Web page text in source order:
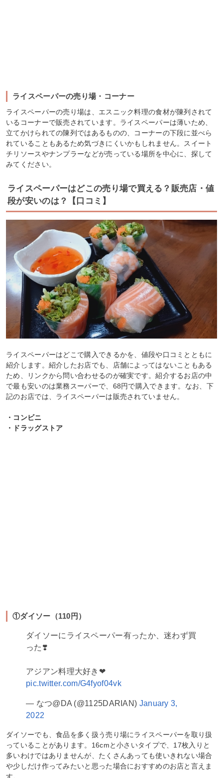
ライスペーパーの売り場・コーナー
ライスペーパーの売り場は、エスニック料理の食材が陳列されて
いるコーナーで販売されています。ライスペーパーは薄いため、
立てかけられての陳列ではあるものの、コーナーの下段に並べら
れていることもあるため気づきにくいかもしれません。スイート
チリソースやナンプラーなどが売っている場所を中心に、探して
みてください。
ライスペーパーはどこの売り場で買える？販売店・値
段が安いのは？【口コミ】
ライスペーパーはどこで購入できるかを、値段や口コミとともに
紹介します。紹介したお店でも、店舗によってはないこともある
ため、リンクから問い合わせるのが確実です。紹介するお店の中
で最も安いのは業務スーパーで、68円で購入できます。なお、下
記のお店では、ライスペーパーは販売されていません。
・コンビニ
・ドラッグストア
①ダイソー（110円）
ダイソーにライスペーパー有ったか、迷わず買
った❣️
アジアン料理大好き❤
pic.twitter.com/G4fyof04vk
— なつ@DA (@1125DARIAN) January 3,
2022
ダイソーでも、食品を多く扱う売り場にライスペーパーを取り扱
っていることがあります。16cmと小さいタイプで、17枚入りと
多いわけではありませんが、たくさんあっても使いきれない場合
や少しだけ作ってみたいと思った場合におすすめのお店と言えま